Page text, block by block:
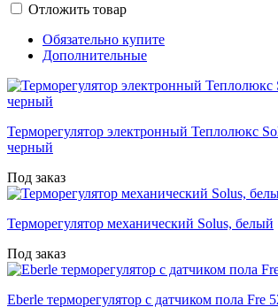
Отложить товар
Обязательно купите
Дополнительные
Терморегулятор электронный Теплолюкс
черный
Под заказ
Терморегулятор механический Solus, белый
Под заказ
Eberle терморегулятор с датчиком пола Fre